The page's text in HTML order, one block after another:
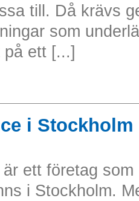
till. Då krävs
som
på ett [...]
i Stockholm
ett företag
i Stockholm.